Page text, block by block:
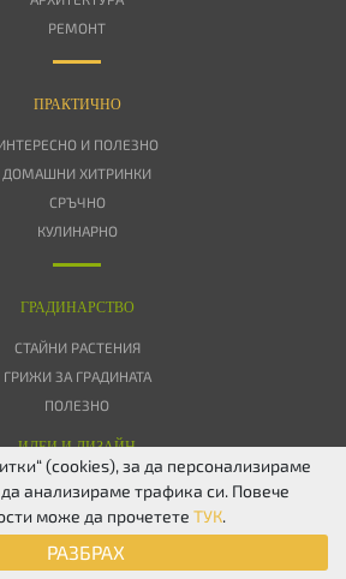
РЕМОНТ
ПРАКТИЧНО
И ПОЛЕЗНО
ДОМАШНИ ХИТРИНКИ
СРЪЧНО
КУЛИНАРНО
ГРАДИНАРСТВО
СТАЙНИ РАСТЕНИЯ
ГРИЖИ ЗА ГРАДИНАТА
ПОЛЕЗНО
ИДЕИ И ДИЗАЙН
БИСКВИТКИ КОНТАКТИ
& Градина. Всички права запазени.
(cookies), за да персонализираме
анализираме трафика си. Повече
може да прочетете ТУК.
РАЗБРАХ